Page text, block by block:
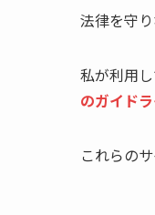
法律を守
私が利用
のガイド
これらの